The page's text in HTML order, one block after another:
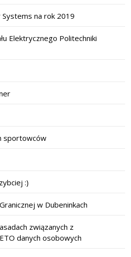
na rok 2019
Elektrycznego Politechniki
sportowców
:)
w Dubeninkach
związanych z
danych osobowych